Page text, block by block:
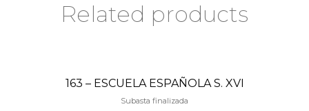
Related products
163 – ESCUELA ESPAÑOLA S. XVI
Subasta finalizada